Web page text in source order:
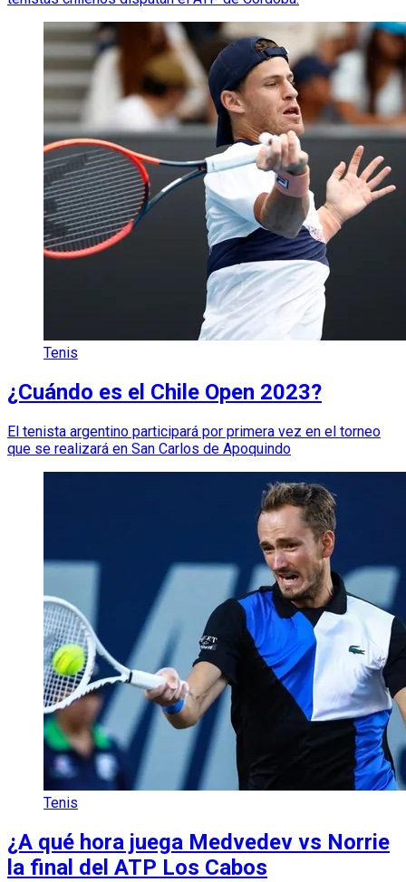
Tenis
¿Cuándo es el Chile Open 2023?
El tenista argentino participará por primera vez en el torneo
que se realizará en San Carlos de Apoquindo
Tenis
¿A qué hora juega Medvedev vs Norrie
la final del ATP Los Cabos